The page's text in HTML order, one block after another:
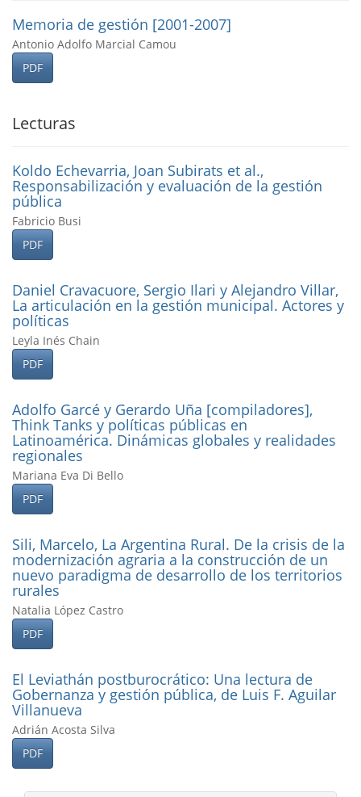
Memoria de gestión [2001-2007]
Antonio Adolfo Marcial Camou
PDF
Lecturas
Koldo Echevarria, Joan Subirats et al.,
Responsabilización y evaluación de la gestión
pública
Fabricio Busi
PDF
Daniel Cravacuore, Sergio Ilari y Alejandro Villar,
La articulación en la gestión municipal. Actores y
polí­ticas
Leyla Inés Chain
PDF
Adolfo Garcé y Gerardo Uña [compiladores],
Think Tanks y polí­ticas públicas en
Latinoamérica. Dinámicas globales y realidades
regionales
Mariana Eva Di Bello
PDF
Sili, Marcelo, La Argentina Rural. De la crisis de la
modernización agraria a la construcción de un
nuevo paradigma de desarrollo de los territorios
rurales
Natalia López Castro
PDF
El Leviathán postburocrático: Una lectura de
Gobernanza y gestión pública, de Luis F. Aguilar
Villanueva
Adrián Acosta Silva
PDF